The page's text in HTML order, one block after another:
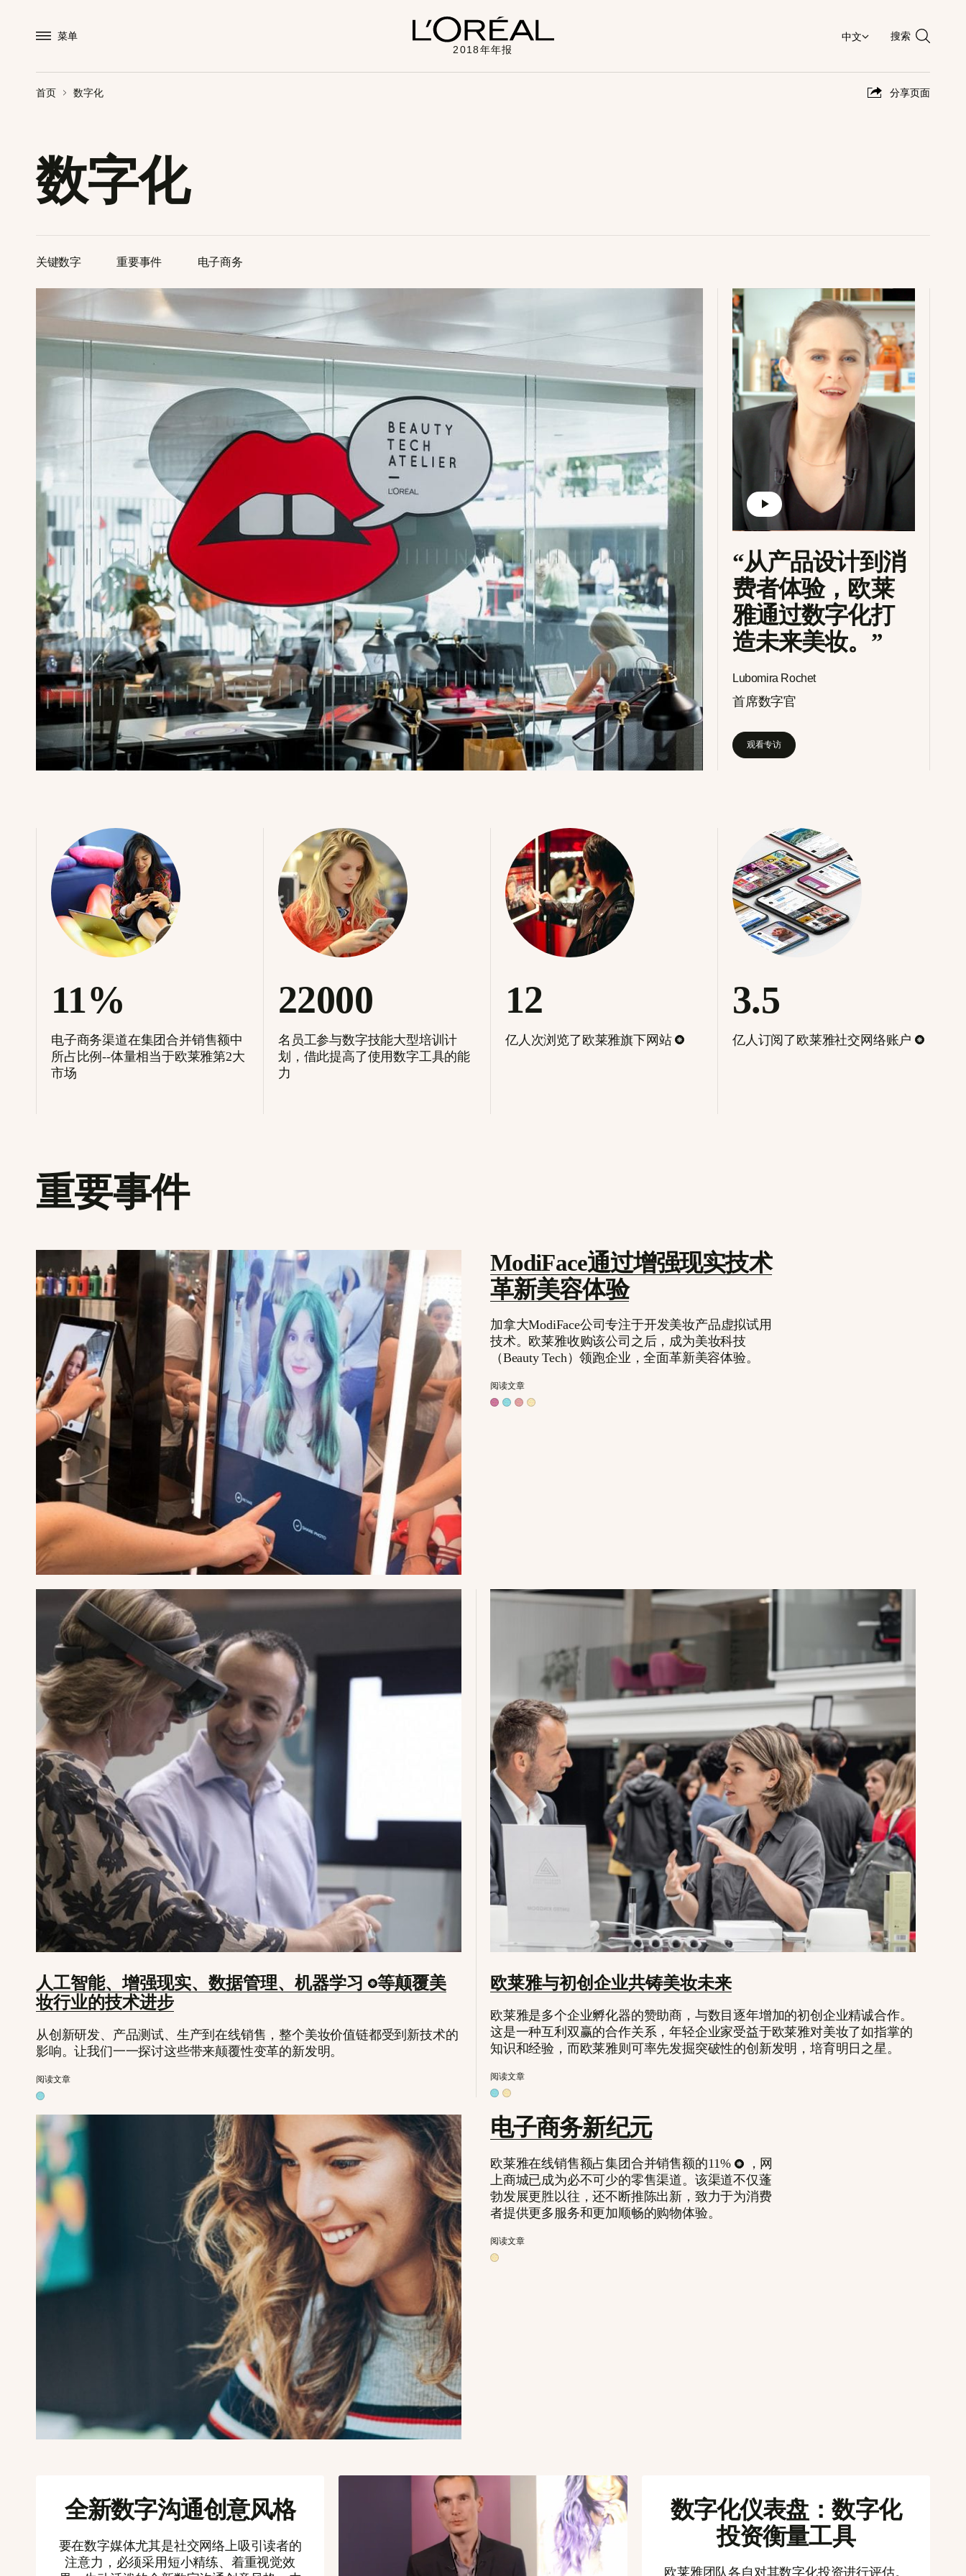
菜单
2018年年报
搜索
首页 数字化 分享页面
数字化
关键数字 重要事件 电子商务
“从产品设计到消
费者体验，欧莱
雅通过数字化打
造未来美妆。”
Lubomira Rochet
首席数字官
观看专访
11%
电子商务渠道在集团合并销售额中
所占比例--体量相当于欧莱雅第2大
市场
22000
名员工参与数字技能大型培训计
划，借此提高了使用数字工具的能
力
12
亿人次浏览了欧莱雅旗下网站
3.5
亿人订阅了欧莱雅社交网络账户
重要事件
ModiFace通过增强现实技术
革新美容体验
加拿大ModiFace公司专注于开发美妆产品虚拟试用
技术。欧莱雅收购该公司之后，成为美妆科技
（Beauty Tech）领跑企业，全面革新美容体验。
阅读文章
人工智能、增强现实、数据管理、机器学习
等颠覆美
妆行业的技术进步
从创新研发、产品测试、生产到在线销售，整个美妆价值链都受到新技术的
影响。让我们一一探讨这些带来颠覆性变革的新发明。
阅读文章
欧莱雅与初创企业共铸美妆未来
欧莱雅是多个企业孵化器的赞助商，与数目逐年增加的初创企业精诚合作。
这是一种互利双赢的合作关系，年轻企业家受益于欧莱雅对美妆了如指掌的
知识和经验，而欧莱雅则可率先发掘突破性的创新发明，培育明日之星。
阅读文章
电子商务新纪元
欧莱雅在线销售额占集团合并销售额的11%
，网
上商城已成为必不可少的零售渠道。该渠道不仅蓬
勃发展更胜以往，还不断推陈出新，致力于为消费
者提供更多服务和更加顺畅的购物体验。
阅读文章
全新数字沟通创意风格
要在数字媒体尤其是社交网络上吸引读者的
注意力，必须采用短小精练、着重视觉效
数字化仪表盘：数字化
投资衡量工具
欧莱雅团队各自对其数字化投资进行评估。